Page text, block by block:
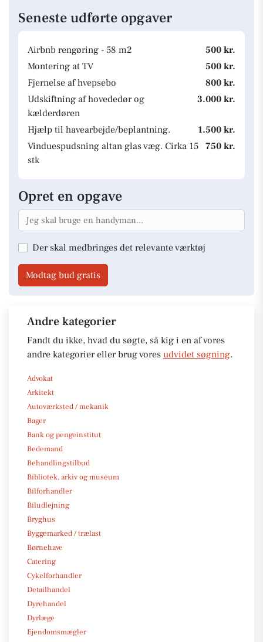
Seneste udførte opgaver
Airbnb rengøring - 58 m2
500 kr.
Montering at TV
500 kr.
Fjernelse af hvepsebo
800 kr.
Udskiftning af hovededør og
kælderdøren
3.000 kr.
Hjælp til havearbejde/beplantning.
1.500 kr.
Vinduespudsning altan glas væg. Cirka 15
stk
750 kr.
Opret en opgave
Der skal medbringes det relevante værktøj
Modtag bud gratis
Andre kategorier
Fandt du ikke, hvad du søgte, så kig i en af vores
andre kategorier eller brug vores udvidet søgning.
Advokat
Arkitekt
Autoværksted / mekanik
Bager
Bank og pengeinstitut
Bedemand
Behandlingstilbud
Bibliotek, arkiv og museum
Bilforhandler
Biludlejning
Bryghus
Byggemarked / trælast
Børnehave
Catering
Cykelforhandler
Detailhandel
Dyrehandel
Dyrlæge
Ejendomsmægler